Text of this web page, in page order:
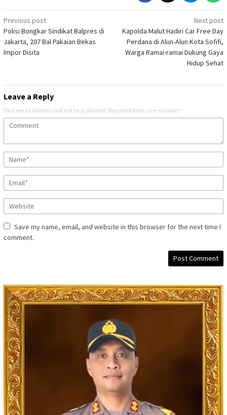
Post
navigation
Previous post
Polisi Bongkar Sindikat Balpres di
Jakarta, 207 Bal Pakaian Bekas
Impor Disita
Next post
Kapolda Malut Hadiri Car Free Day
Perdana di Alun-Alun Kota Sofifi,
Warga Ramai-ramai Dukung Gaya
Hidup Sehat
Leave a Reply
Your email address will not be published. Required fields are marked *
Save my name, email, and website in this browser for the next time I
comment.